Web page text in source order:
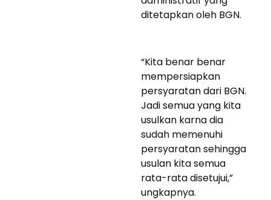
ditetapkan oleh BGN.
“Kita benar benar
mempersiapkan
persyaratan dari BGN.
Jadi semua yang kita
usulkan karna dia
sudah memenuhi
persyaratan sehingga
usulan kita semua
rata-rata disetujui,”
ungkapnya.